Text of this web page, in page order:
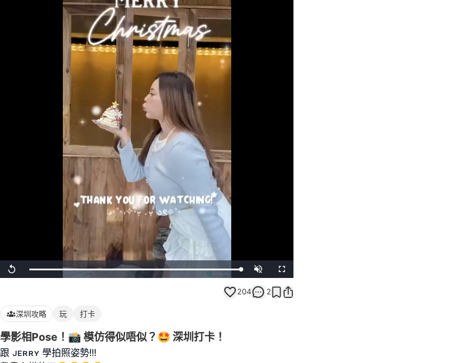
Replay Loaded:
100.00%
Unmute Fullscreen
204 2
深圳攻略 玩 打卡
學影相Pose！📸 模仿得似唔似？🤩 深圳打卡！
跟 ᴊᴇʀʀʏ 學拍照姿勢!!!